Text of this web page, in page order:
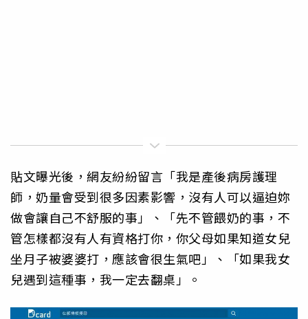
貼文曝光後，網友紛紛留言「我是產後病房護理
師，奶量會受到很多因素影響，沒有人可以逼迫妳
做會讓自己不舒服的事」、「先不管餵奶的事，不
管怎樣都沒有人有資格打你，你父母如果知道女兒
坐月子被婆婆打，應該會很生氣吧」、「如果我女
兒遇到這種事，我一定去翻桌」。